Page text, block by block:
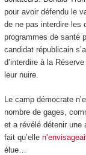
pour avoir défendu le
de ne pas interdire les
programmes de santé
candidat républicain
d’interdire à la
leur nuire.
Le camp démocrate
nombre de gages,
et a révélé détenir une
fait qu’elle
élue…